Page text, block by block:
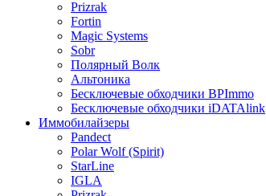
Prizrak
Fortin
Magic Systems
Sobr
Полярный Волк
Альтоника
Бесключевые обходчики BPImmo
Бесключевые обходчики iDATAlink
Иммобилайзеры
Pandect
Polar Wolf (Spirit)
StarLine
IGLA